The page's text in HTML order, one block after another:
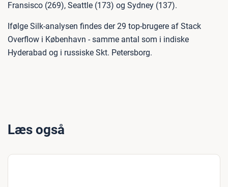
Fransisco (269), Seattle (173) og Sydney (137).
Ifølge Silk-analysen findes der 29 top-brugere af Stack
Overflow i København - samme antal som i indiske
Hyderabad og i russiske Skt. Petersborg.
Læs også